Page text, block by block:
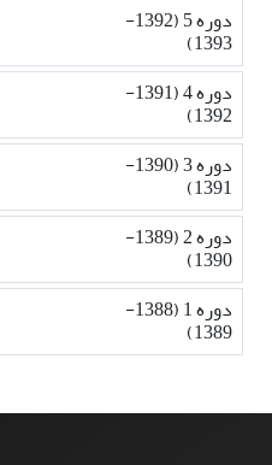
دوره 5 (1392-
1393)
دوره 4 (1391-
1392)
دوره 3 (1390-
1391)
دوره 2 (1389-
1390)
دوره 1 (1388-
1389)